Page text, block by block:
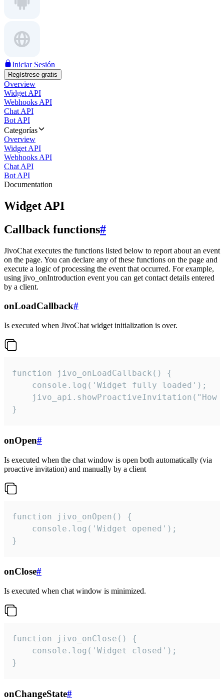
Iniciar Sesión
Regístrese gratis
Overview
Widget API
Webhooks API
Chat API
Bot API
Categorías
Overview
Widget API
Webhooks API
Chat API
Bot API
Documentation
Widget API
Callback functions#
JivoChat executes the functions listed below to report about an event
on the page. You can declare any of these functions on the page and
execute a logic of processing the event that occurred. For example,
using jivo_onIntroduction event you can get contact details entered
by a client.
onLoadCallback#
Is executed when JivoChat widget initialization is over.
function jivo_onLoadCallback() {
    console.log('Widget fully loaded');
jivo_api.showProactiveInvitation("How
}
onOpen#
Is executed when the chat window is open both automatically (via
proactive invitation) and manually by a client
function jivo_onOpen() {
    console.log('Widget opened');
}
onClose#
Is executed when chat window is minimized.
function jivo_onClose() {
    console.log('Widget closed');
}
onChangeState#